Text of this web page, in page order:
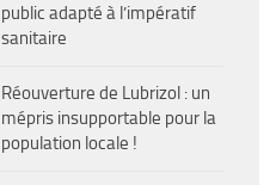
public adapté à l’impératif
sanitaire
Réouverture de Lubrizol : un
mépris insupportable pour la
population locale !